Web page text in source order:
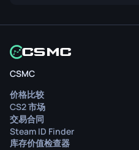
CSMC
价格比较
CS2 市场
交易合同
Steam ID Finder
库存价值检查器